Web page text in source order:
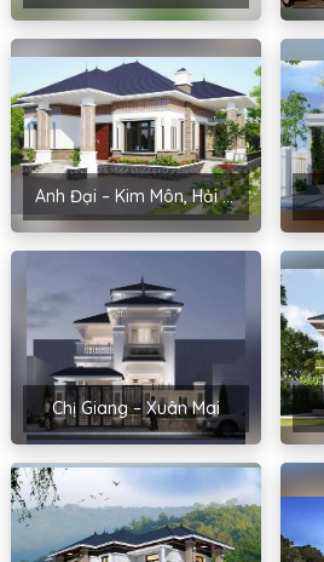
Anh Đại – Kim Môn, Hải Dương
Chị Giang – Xuân Mai